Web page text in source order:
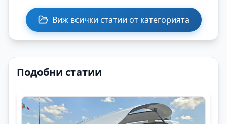
Виж всички статии от категорията
Подобни статии